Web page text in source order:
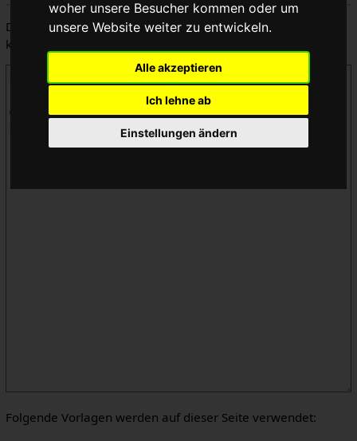
woher unsere Besucher kommen oder um
unsere Website weiter zu entwickeln.
Alle akzeptieren
Ich lehne ab
Einstellungen ändern
Du kannst den Quelltext dieser Seite betrachten und
kopieren.
Folgende Vorlagen werden auf dieser Seite verwendet: